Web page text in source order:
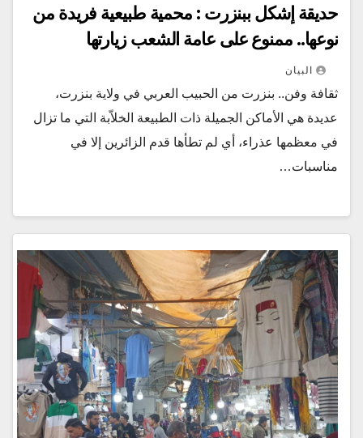
حديقة إشكل ببنزرت : محمية طبيعية فريدة من
نوعها.. ممنوع على عامة الشعب زيارتها
البيان
ثقافة وفن.. بنزرت من الحبيب العربي في ولاية بنزرت،
عديدة هي الأماكن الجميلة ذات الطبيعة الخلاّبة التي ما تزال
في معظمها عذراء، أي لم تطأها قدم الزائرين إلا في
مناسبات…